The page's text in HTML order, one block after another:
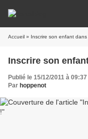
Accueil » Inscrire son enfant
Inscrire son
Publié le 15/12/2011 à 09:37
Par hoppenot